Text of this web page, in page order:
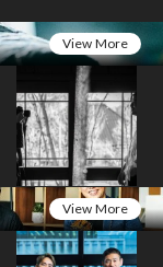
View More
View More